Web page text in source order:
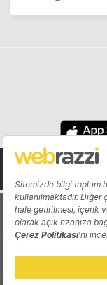
Hakkında
Katkıda